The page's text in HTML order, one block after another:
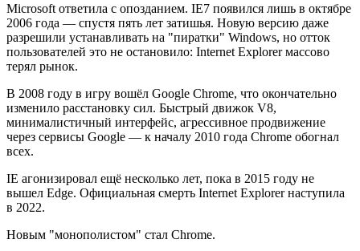
Microsoft ответила с опозданием. IE7 появился лишь в октябре
2006 года — спустя пять лет затишья. Новую версию даже
разрешили устанавливать на "пиратки" Windows, но отток
пользователей это не остановило: Internet Explorer массово
терял рынок.
В 2008 году в игру вошёл Google Chrome, что окончательно
изменило расстановку сил. Быстрый движок V8,
минималистичный интерфейс, агрессивное продвижение
через сервисы Google — к началу 2010 года Chrome обогнал
всех.
IE агонизировал ещё несколько лет, пока в 2015 году не
вышел Edge. Официальная смерть Internet Explorer наступила
в 2022.
Новым "монополистом" стал Chrome.